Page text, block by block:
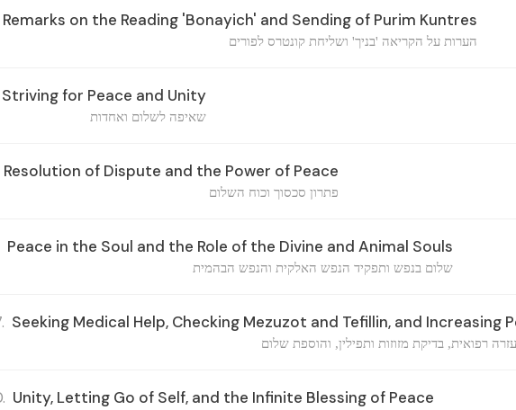
Remarks on the Reading 'Bonayich' and Sending of Purim Kuntres
הערות על הקריאה 'בניך' ושליחת קונטרס לפורים
Striving for Peace and Unity
שאיפה לשלום ואחדות
Resolution of Dispute and the Power of Peace
פתרון סכסוך וכוח השלום
Peace in the Soul and the Role of the Divine and Animal Souls
שלום בנפש ותפקיד הנפש האלקית והנפש הבהמית
Seeking Medical Help, Checking Mezuzot and Tefillin, and Increasing
רפואית, בדיקת מזוזות ותפילין, והוספת שלום
Unity, Letting Go of Self, and the Infinite Blessing of Peace